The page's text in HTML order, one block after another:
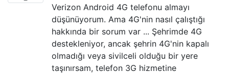
Verizon Android 4G telefonu almayı
düşünüyorum. Ama 4G'nin nasıl çalıştığı
hakkında bir sorum var ... Şehrimde 4G
destekleniyor, ancak şehrin 4G'nin kapalı
olmadığı veya sivilceli olduğu bir yere
taşınırsam, telefon 3G hizmetine